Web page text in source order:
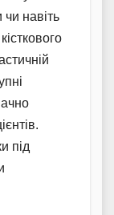
чи навіть
під